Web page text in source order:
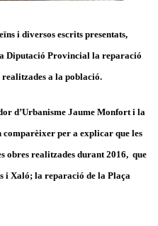
i diversos escrits presentats,
Diputació Provincial la reparació
realitzades a la població.
d’Urbanisme Jaume Monfort i la
comparèixer per a explicar que les
obres realitzades durant 2016, que
i Xaló; la reparació de la Plaça